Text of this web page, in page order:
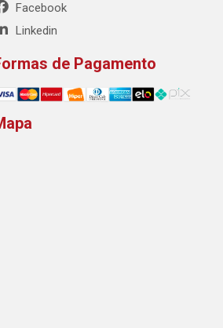
Facebook
Linkedin
de Pagamento